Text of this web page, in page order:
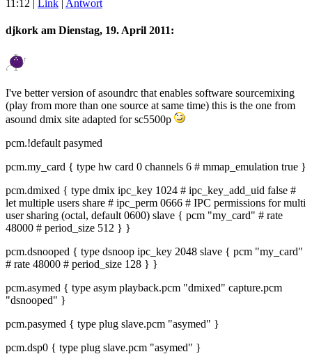
11:12 Link Antwort
djkork am Dienstag, 19. April 2011:
I've better version of asoundrc that enables software sourcemixing
(play from more than one source at same time) this is the one from
asound dmix site adapted for sc5500p
pcm.!default pasymed
pcm.my_card { type hw card 0 channels 6 # mmap_emulation true }
pcm.dmixed { type dmix ipc_key 1024 # ipc_key_add_uid false #
let multiple users share # ipc_perm 0666 # IPC permissions for multi
user sharing (octal, default 0600) slave { pcm "my_card" # rate
48000 # period_size 512 } }
pcm.dsnooped { type dsnoop ipc_key 2048 slave { pcm "my_card"
# rate 48000 # period_size 128 } }
pcm.asymed { type asym playback.pcm "dmixed" capture.pcm
"dsnooped" }
pcm.pasymed { type plug slave.pcm "asymed" }
pcm.dsp0 { type plug slave.pcm "asymed" }